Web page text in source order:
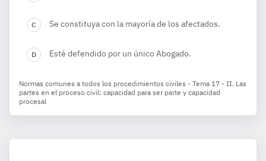
Se constituya con la mayoría de los afectados.
Esté defendido por un único Abogado.
Normas comunes a todos los procedimientos civiles - Tema 17 - II. Las
partes en el proceso civil: capacidad para ser parte y capacidad
procesal